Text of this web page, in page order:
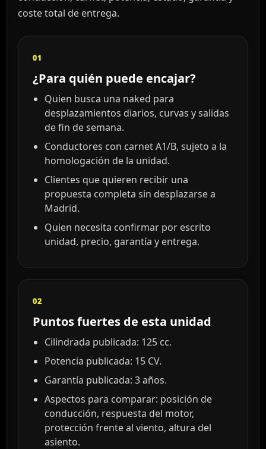
coste total de entrega.
01
¿Para quién puede encajar?
Quien busca una naked para
desplazamientos diarios, curvas y salidas
de fin de semana.
Conductores con carnet A1/B, sujeto a la
homologación de la unidad.
Clientes que quieren recibir una
propuesta completa sin desplazarse a
Madrid.
Quien necesita confirmar por escrito
unidad, precio, garantía y entrega.
02
Puntos fuertes de esta unidad
Cilindrada publicada: 125 cc.
Potencia publicada: 15 CV.
Garantía publicada: 3 años.
Aspectos para comparar: posición de
conducción, respuesta del motor,
protección frente al viento, altura del
asiento.